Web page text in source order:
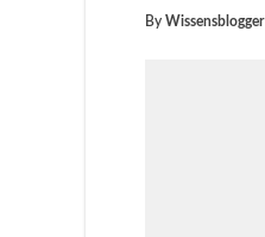
By Wissensblogger